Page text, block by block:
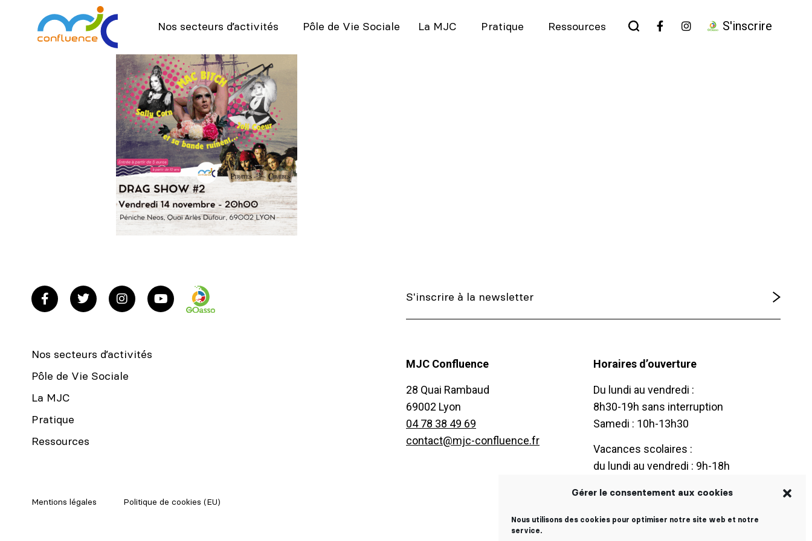
Gérer le consentement aux cookies
Nous utilisons des cookies pour optimiser notre site web et notre
service.
Nos secteurs d’activités Pôle de Vie Sociale La MJC Pratique Ressources S'inscrire
Nos secteurs d’activités
Pôle de Vie Sociale
La MJC
Pratique
Ressources
MJC Confluence
28 Quai Rambaud
69002 Lyon
04 78 38 49 69
contact@mjc-confluence.fr
Horaires d’ouverture
Du lundi au vendredi :
8h30-19h sans interruption
Samedi : 10h-13h30
Vacances scolaires :
du lundi au vendredi : 9h-18h
Mentions légales Politique de cookies (EU)